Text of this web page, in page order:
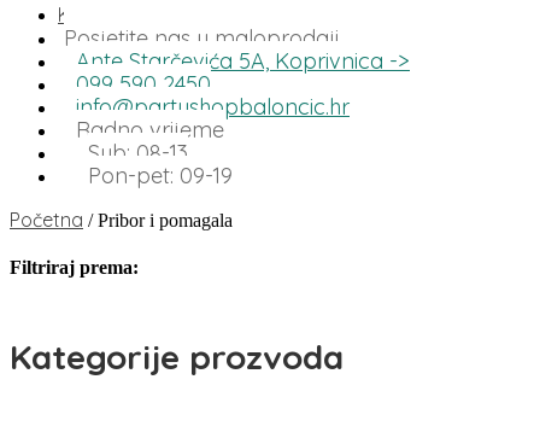
Kontakt
Posjetite nas u maloprodaji
Ante Starčevića 5A, Koprivnica ->
099 590 2450
info@partyshopbaloncic.hr
Radno vrijeme
Sub: 08-13
Pon-pet: 09-19
Početna / Pribor i pomagala
Filtriraj prema:
Kategorije prozvoda